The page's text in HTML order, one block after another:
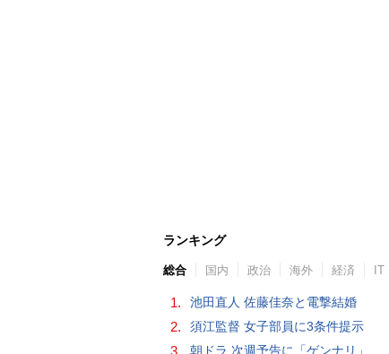
ランキング
総合 国内 政治 海外 経済 IT
1. 池田直人 佐藤佳奈と電撃結婚
2. 須江監督 女子部員に3条件提示
3. 朝ドラ 次週予告に「ゲンナリ」